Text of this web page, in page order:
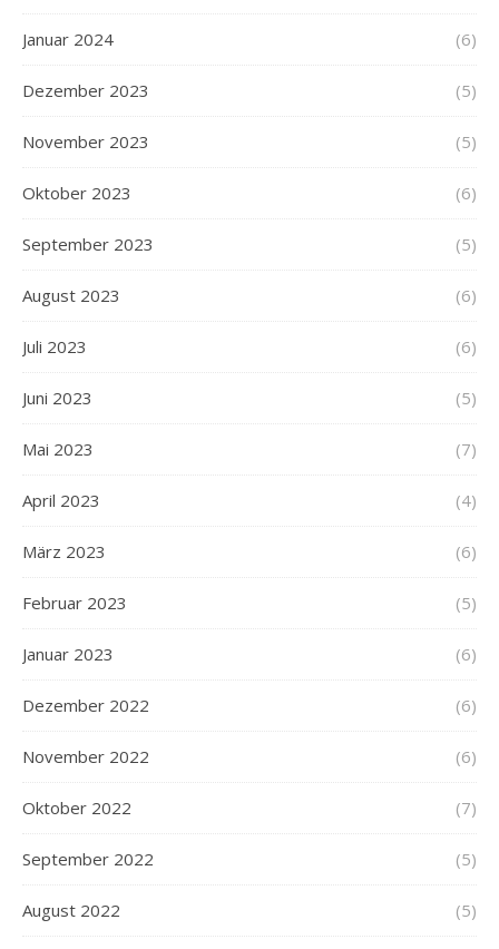
Januar 2024 (6)
Dezember 2023 (5)
November 2023 (5)
Oktober 2023 (6)
September 2023 (5)
August 2023 (6)
Juli 2023 (6)
Juni 2023 (5)
Mai 2023 (7)
April 2023 (4)
März 2023 (6)
Februar 2023 (5)
Januar 2023 (6)
Dezember 2022 (6)
November 2022 (6)
Oktober 2022 (7)
September 2022 (5)
August 2022 (5)